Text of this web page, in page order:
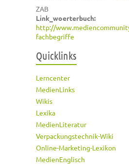
ZAB
Link_woerterbuch:
http://
fachbegriffe
Quicklinks
Lerncenter
MedienLinks
Wikis
Lexika
MedienLiteratur
Verpackungstechnik-Wiki
Online-Marketing-Lexikon
MedienEnglisch